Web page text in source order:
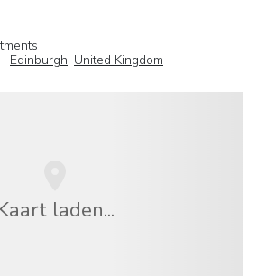
Edinburgh, United Kingdom
laden...